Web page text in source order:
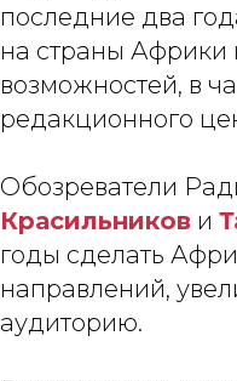
последние два
на страны Африки
возможностей, в
редакционного
Обозреватели
Красильников и
годы сделать
направлений,
аудиторию.